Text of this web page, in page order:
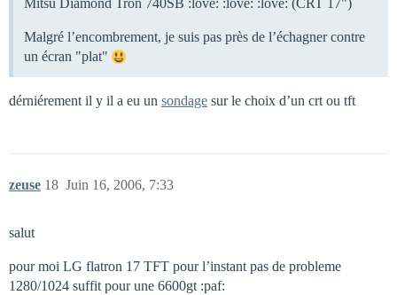
Mitsu Diamond Tron 740SB :love: :love: :love: (CRT 17")
Malgré l’encombrement, je suis pas près de l’échagner contre
un écran "plat"
dérniérement il y il a eu un sondage sur le choix d’un crt ou tft
zeuse Juin 16, 2006, 7:33
18
salut
pour moi LG flatron 17 TFT pour l’instant pas de probleme
1280/1024 suffit pour une 6600gt :paf: